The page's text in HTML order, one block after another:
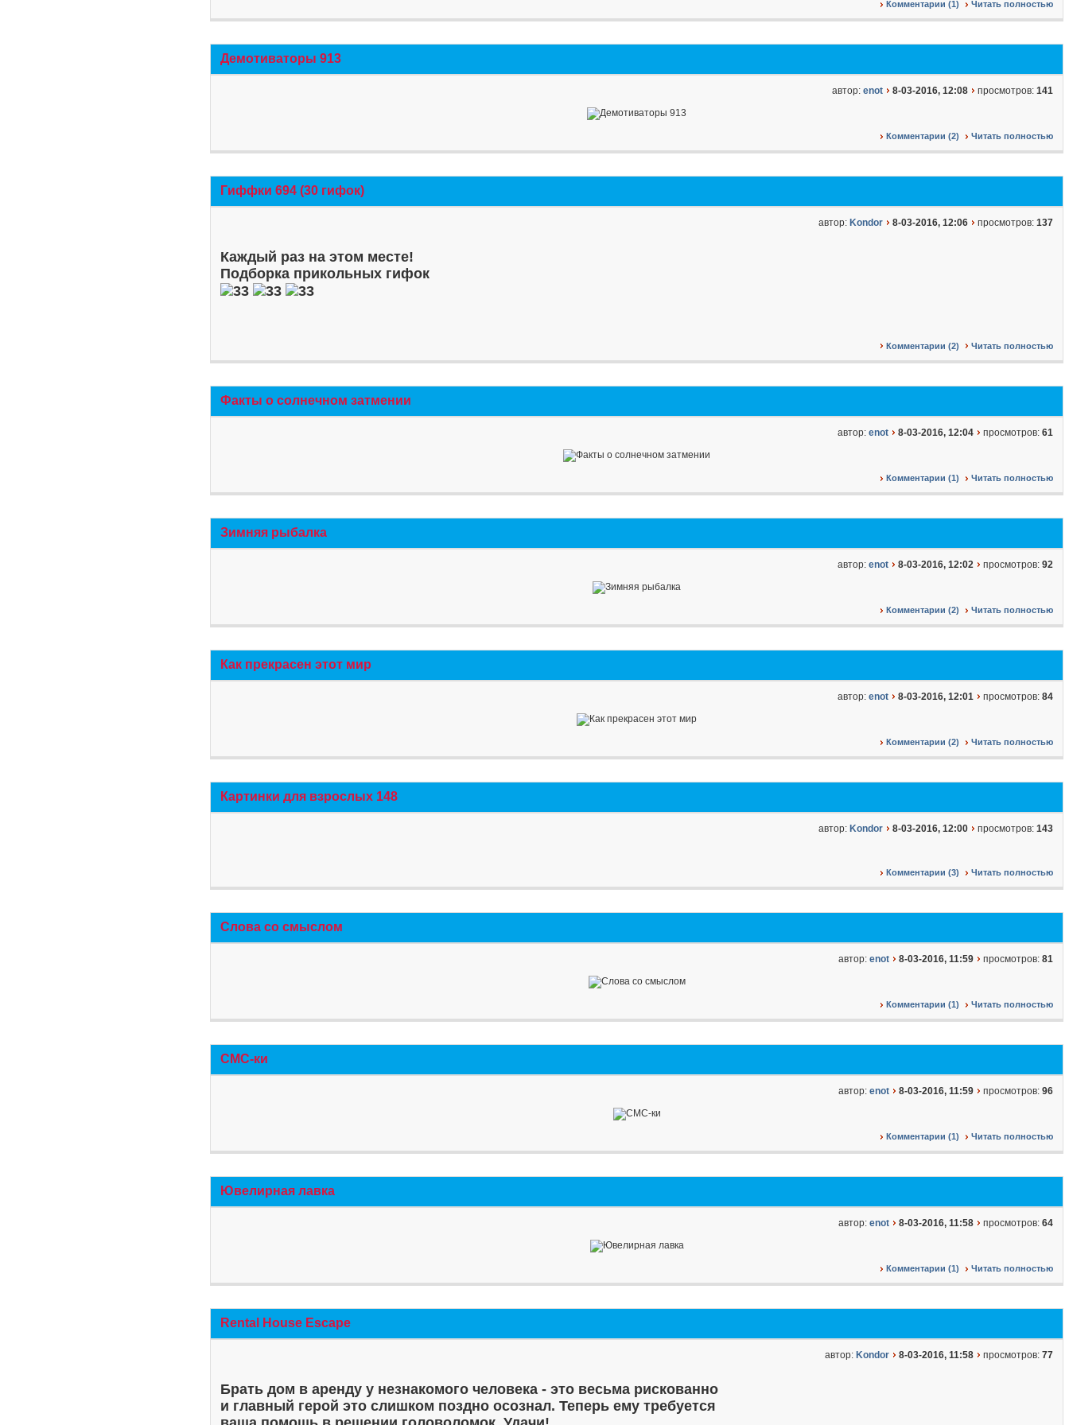
Комментарии (1) Читать полностью
Демотиваторы 913
автор: enot 8-03-2016, 12:08 просмотров: 141
Комментарии (2) Читать полностью
Гиффки 694 (30 гифок)
автор: Kondor 8-03-2016, 12:06 просмотров: 137
Каждый раз на этом месте!
Подборка прикольных гифок
Комментарии (2) Читать полностью
Факты о солнечном затмении
автор: enot 8-03-2016, 12:04 просмотров: 61
Комментарии (1) Читать полностью
Зимняя рыбалка
автор: enot 8-03-2016, 12:02 просмотров: 92
Комментарии (2) Читать полностью
Как прекрасен этот мир
автор: enot 8-03-2016, 12:01 просмотров: 84
Комментарии (2) Читать полностью
Картинки для взрослых 148
автор: Kondor 8-03-2016, 12:00 просмотров: 143
Комментарии (3) Читать полностью
Слова со смыслом
автор: enot 8-03-2016, 11:59 просмотров: 81
Комментарии (1) Читать полностью
СМС-ки
автор: enot 8-03-2016, 11:59 просмотров: 96
Комментарии (1) Читать полностью
Ювелирная лавка
автор: enot 8-03-2016, 11:58 просмотров: 64
Комментарии (1) Читать полностью
Rental House Escape
автор: Kondor 8-03-2016, 11:58 просмотров: 77
Брать дом в аренду у незнакомого человека - это весьма рискованно
и главный герой это слишком поздно осознал. Теперь ему требуется